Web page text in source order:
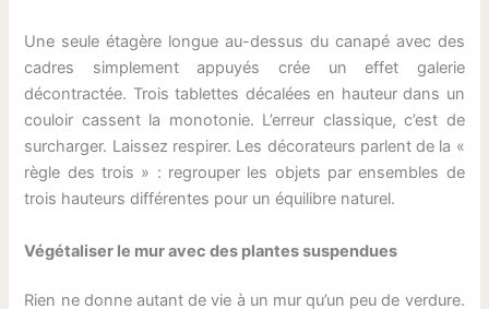
Une seule étagère longue au-dessus du canapé avec des
cadres simplement appuyés crée un effet galerie
décontractée. Trois tablettes décalées en hauteur dans un
couloir cassent la monotonie. L’erreur classique, c’est de
surcharger. Laissez respirer. Les décorateurs parlent de la «
règle des trois » : regrouper les objets par ensembles de
trois hauteurs différentes pour un équilibre naturel.
Végétaliser le mur avec des plantes suspendues
Rien ne donne autant de vie à un mur qu’un peu de verdure.